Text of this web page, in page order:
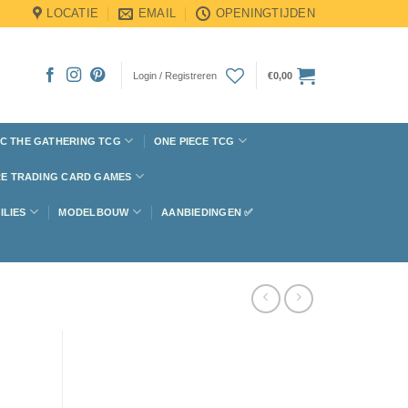
LOCATIE EMAIL OPENINGTIJDEN
Login / Registreren €0,00
THE GATHERING TCG ONE PIECE TCG
TRADING CARD GAMES
MODELBOUW AANBIEDINGEN ✅